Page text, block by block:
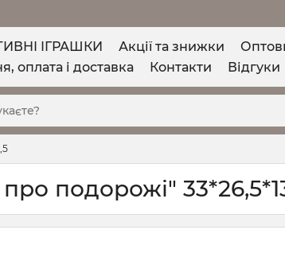
ІГРАШКИ Акції та знижки
оплата і доставка
Контакти Відгуки
подорожі"